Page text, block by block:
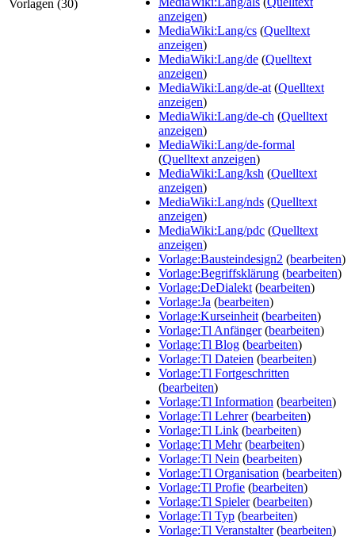
Vorlagen (30)
anzeigen)
MediaWiki:Lang/cs (Quelltext
anzeigen)
MediaWiki:Lang/de (Quelltext
anzeigen)
MediaWiki:Lang/de-at(Quelltext
anzeigen)
MediaWiki:Lang/de-ch (Quelltext
anzeigen)
MediaWiki:Lang/de-formal
(Quelltext anzeigen)
MediaWiki:Lang/ksh (Quelltext
anzeigen)
MediaWiki:Lang/nds (Quelltext
anzeigen)
MediaWiki:Lang/pdc (Quelltext
anzeigen)
Vorlage:Bausteindesign2 (bearbeiten)
Vorlage:Begriffsklärung (bearbeiten)
Vorlage:DeDialekt(bearbeiten)
Vorlage:Ja (bearbeiten)
Vorlage:Kurseinheit(bearbeiten)
Vorlage:Tl Anfänger(bearbeiten)
Vorlage:Tl Blog (bearbeiten)
Vorlage:Tl Dateien (bearbeiten)
Vorlage:Tl Fortgeschritten
(bearbeiten)
Vorlage:Tl Information (bearbeiten)
Vorlage:Tl Lehrer(bearbeiten)
Vorlage:Tl Link (bearbeiten)
Vorlage:Tl Mehr(bearbeiten)
Vorlage:Tl Nein (bearbeiten)
Vorlage:Tl Organisation (bearbeiten)
Vorlage:Tl Profie (bearbeiten)
Vorlage:Tl Spieler(bearbeiten)
Vorlage:Tl Typ (bearbeiten)
Vorlage:Tl Veranstalter(bearbeiten)